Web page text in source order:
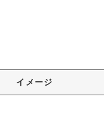
イメージ